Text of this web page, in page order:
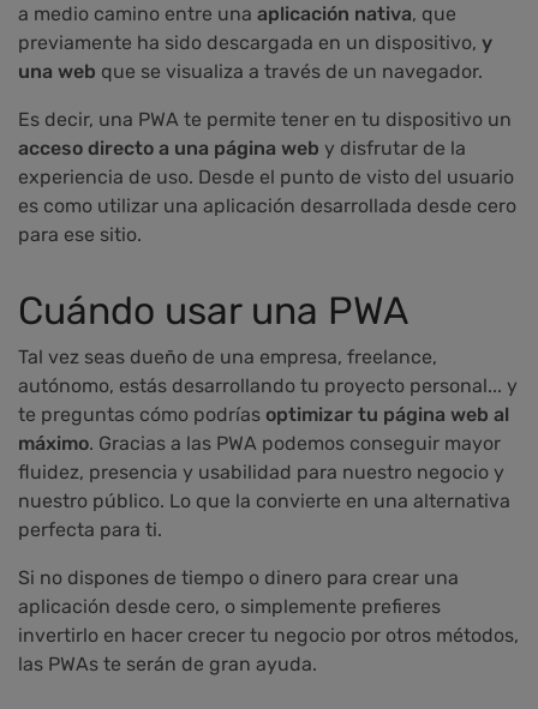
a medio camino entre una aplicación nativa, que
previamente ha sido descargada en un dispositivo, y
una web que se visualiza a través de un navegador.
Es decir, una PWA te permite tener en tu dispositivo un
acceso directo a una página web y disfrutar de la
experiencia de uso. Desde el punto de visto del usuario
es como utilizar una aplicación desarrollada desde cero
para ese sitio.
Cuándo usar una PWA
Tal vez seas dueño de una empresa, freelance,
autónomo, estás desarrollando tu proyecto personal... y
te preguntas cómo podrías optimizar tu página web al
máximo. Gracias a las PWA podemos conseguir mayor
fluidez, presencia y usabilidad para nuestro negocio y
nuestro público. Lo que la convierte en una alternativa
perfecta para ti.
Si no dispones de tiempo o dinero para crear una
aplicación desde cero, o simplemente prefieres
invertirlo en hacer crecer tu negocio por otros métodos,
las PWAs te serán de gran ayuda.